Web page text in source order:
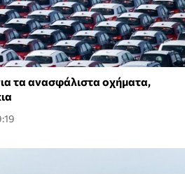
τα ανασφάλιστα οχήματα,